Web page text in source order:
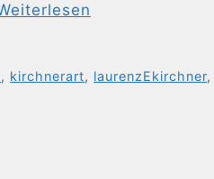
, kirchnerart, laurenzEkirchner,